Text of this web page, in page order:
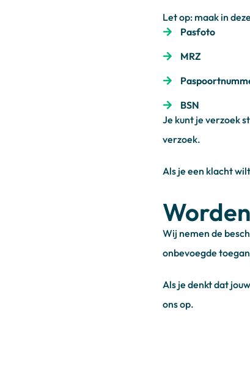
Let op: maak in
Pasfoto
MRZ
BSN
Je kunt je verzoek
verzoek.
Als je een klacht
Wij nemen de
onbevoegde
Als je denkt dat
ons op.